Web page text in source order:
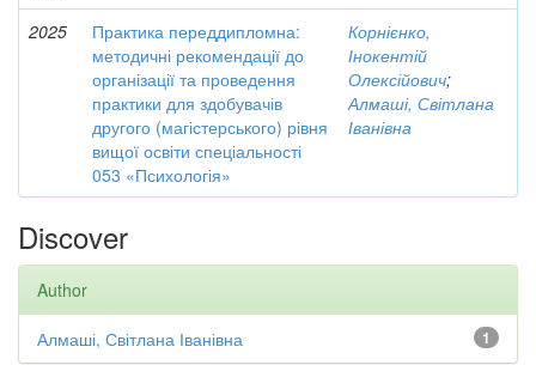
2025
Практика переддипломна:
методичні рекомендації до
організації та проведення
практики для здобувачів
другого (магістерського) рівня
вищої освіти спеціальності
053 «Психологія»
Корнієнко,
Інокентій
Олексійович;
Алмаші, Світлана
Іванівна
Discover
Author
1
Алмаші, Світлана Іванівна